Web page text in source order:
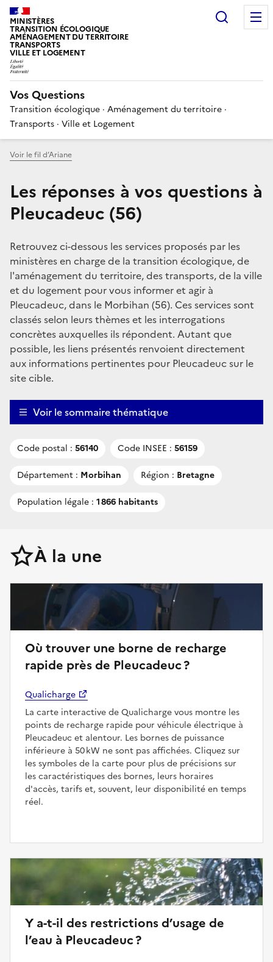
MINISTÈRES
TRANSITION ÉCOLOGIQUE
AMÉNAGEMENT DU TERRITOIRE
TRANSPORTS
VILLE ET LOGEMENT
Vos Questions
Transition écologique · Aménagement du territoire ·
Transports · Ville et Logement
Voir le fil d’Ariane
Les réponses à vos questions à
Pleucadeuc (56)
Retrouvez ci-dessous les services proposés par les
ministères en charge de la transition écologique, de
l'aménagement du territoire, des transports, de la ville
et du logement pour vous informer et agir à
Pleucadeuc, dans le Morbihan (56). Ces services sont
classés selon leurs thèmes et les interrogations
concrètes auxquelles ils répondent. Autant que
possible, les liens présentés renvoient directement
aux informations pertinentes pour Pleucadeuc sur le
site cible.
Voir le sommaire thématique
Code postal : 56140 Code INSEE : 56159
Département : Morbihan Région : Bretagne
Population légale : 1 866 habitants
À la une
Où trouver une borne de recharge
rapide près de Pleucadeuc ?
Qualicharge
La carte interactive de Qualicharge vous montre les
points de recharge rapide pour véhicule électrique à
Pleucadeuc et alentour. Les bornes de puissance
inférieure à 50 kW ne sont pas affichées. Cliquez sur
les symboles de la carte pour plus de précisions sur
les caractéristiques des bornes, leurs horaires
d'accès, tarifs et, souvent, leur disponibilité en temps
réel.
Y a-t-il des restrictions d’usage de
l’eau à Pleucadeuc ?